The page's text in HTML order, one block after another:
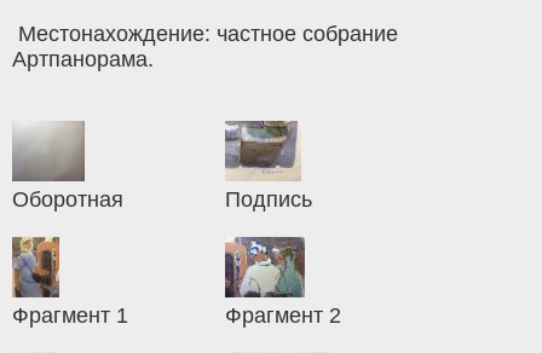
Местонахождение: частное собрание
Артпанорама.
Оборотная Подпись
Фрагмент 1 Фрагмент 2